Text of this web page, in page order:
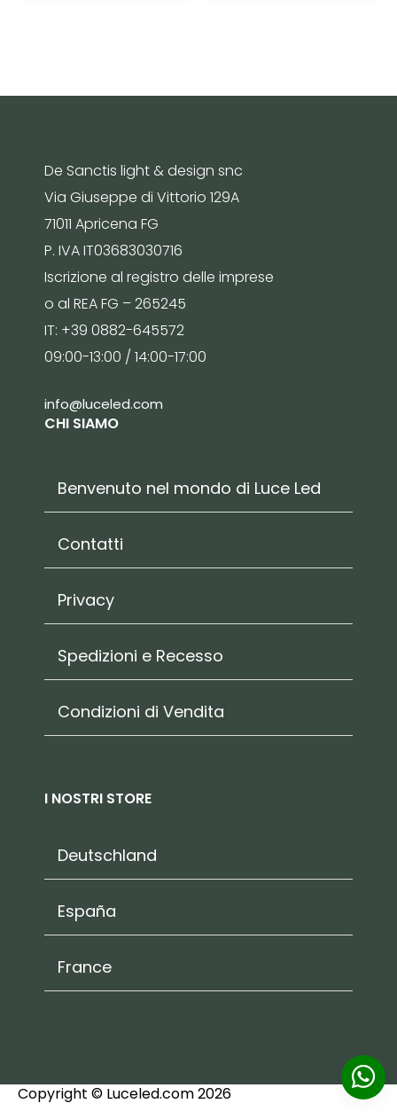
De Sanctis light & design snc
Via Giuseppe di Vittorio 129A
71011 Apricena FG
P. IVA IT03683030716
Iscrizione al registro delle imprese
o al REA FG – 265245
IT: +39 0882-645572
09:00-13:00 / 14:00-17:00
info@luceled.com
CHI SIAMO
Benvenuto nel mondo di Luce Led
Contatti
Privacy
Spedizioni e Recesso
Condizioni di Vendita
I NOSTRI STORE
Deutschland
España
France
Copyright © Luceled.com 2026